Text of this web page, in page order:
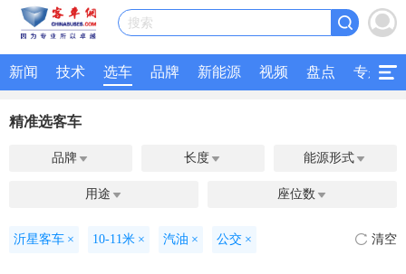
搜索
新闻 技术 选车 品牌 新能源 视频 盘点 专题
精准选客车
品牌  长度  能源形式 
用途  座位数 
沂星客车 × 10-11米 × 汽油 × 公交 × 清空